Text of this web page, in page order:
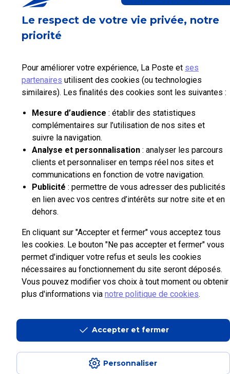
Le respect de votre vie privée, notre
priorité
Pour améliorer votre expérience, La Poste et ses
partenaires utilisent des cookies (ou technologies
similaires). Les finalités des cookies sont les suivantes :
Mesure d’audience : établir des statistiques
complémentaires sur l’utilisation de nos sites et
suivre la navigation.
Analyse et personnalisation : analyser les parcours
clients et personnaliser en temps réel nos sites et
communications en fonction de votre navigation.
Publicité : permettre de vous adresser des publicités
en lien avec vos centres d’intérêts sur notre site et en
dehors.
En cliquant sur "Accepter et fermer" vous acceptez tous
les cookies. Le bouton "Ne pas accepter et fermer" vous
permet d'indiquer votre refus et seuls les cookies
nécessaires au fonctionnement du site seront déposés.
Vous pouvez modifier vos choix à tout moment ou obtenir
plus d'informations via notre politique de cookies.
Personnaliser
Accepter et fermer